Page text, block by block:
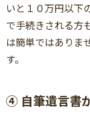
いと１０万円以下
で手続きされる方
は簡単ではありま
す。
④ 自筆遺言書